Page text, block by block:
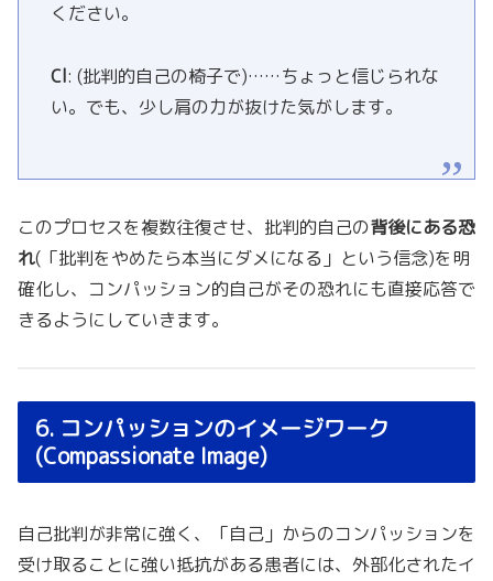
ください。
Cl: (批判的自己の椅子で)……ちょっと信じられな
い。でも、少し肩の力が抜けた気がします。
このプロセスを複数往復させ、批判的自己の背後にある恐
れ(「批判をやめたら本当にダメになる」という信念)を明
確化し、コンパッション的自己がその恐れにも直接応答で
きるようにしていきます。
6. コンパッションのイメージワーク
(Compassionate Image)
自己批判が非常に強く、「自己」からのコンパッションを
受け取ることに強い抵抗がある患者には、外部化されたイ